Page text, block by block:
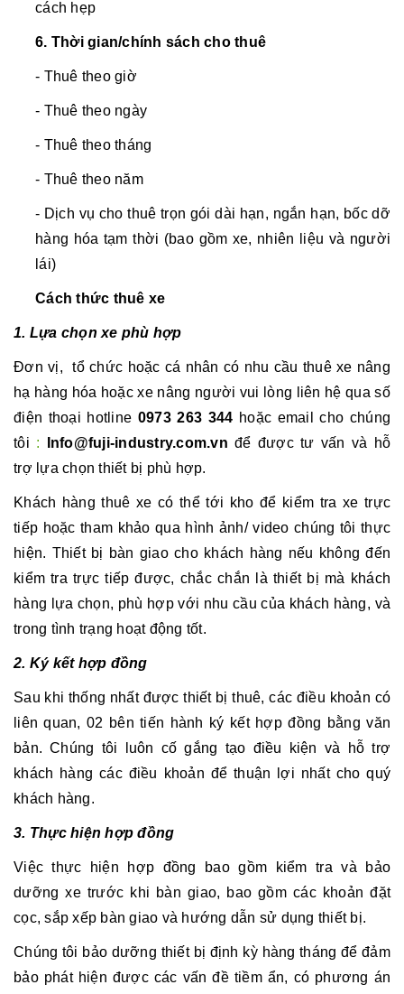
cách hẹp
6. Thời gian/chính sách cho thuê
- Thuê theo giờ
- Thuê theo ngày
- Thuê theo tháng
- Thuê theo năm
- Dịch vụ cho thuê trọn gói dài hạn, ngắn hạn, bốc dỡ
hàng hóa tạm thời (bao gồm xe, nhiên liệu và người
lái)
Cách thức thuê xe
1. Lựa chọn xe phù hợp
Đơn vị, tổ chức hoặc cá nhân có nhu cầu thuê xe nâng
hạ hàng hóa hoặc xe nâng người vui lòng liên hệ qua số
điện thoại hotline 0973 263 344 hoặc email cho chúng
tôi : Info@fuji-industry.com.vn để được tư vấn và hỗ
trợ lựa chọn thiết bị phù hợp.
Khách hàng thuê xe có thể tới kho để kiểm tra xe trực
tiếp hoặc tham khảo qua hình ảnh/ video chúng tôi thực
hiện. Thiết bị bàn giao cho khách hàng nếu không đến
kiểm tra trực tiếp được, chắc chắn là thiết bị mà khách
hàng lựa chọn, phù hợp với nhu cầu của khách hàng, và
trong tình trạng hoạt động tốt.
2. Ký kết hợp đồng
Sau khi thống nhất được thiết bị thuê, các điều khoản có
liên quan, 02 bên tiến hành ký kết hợp đồng bằng văn
bản. Chúng tôi luôn cố gắng tạo điều kiện và hỗ trợ
khách hàng các điều khoản để thuận lợi nhất cho quý
khách hàng.
3. Thực hiện hợp đồng
Việc thực hiện hợp đồng bao gồm kiểm tra và bảo
dưỡng xe trước khi bàn giao, bao gồm các khoản đặt
cọc, sắp xếp bàn giao và hướng dẫn sử dụng thiết bị.
Chúng tôi bảo dưỡng thiết bị định kỳ hàng tháng để đảm
bảo phát hiện được các vấn đề tiềm ẩn, có phương án